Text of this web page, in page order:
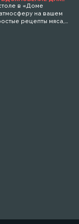
условиях или
о том, какие
что обращать
в «Доме
на вашем
рецепты мяса,